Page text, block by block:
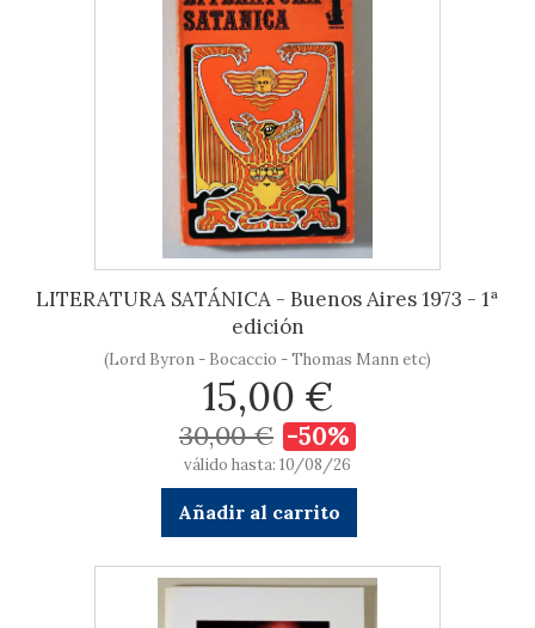
LITERATURA SATÁNICA - Buenos Aires 1973 - 1ª
edición
(Lord Byron - Bocaccio - Thomas Mann etc)
15,00 €
30,00 € -50%
válido hasta: 10/08/26
Añadir al carrito